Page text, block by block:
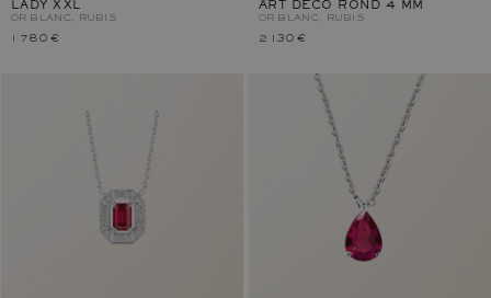
LADY XXL
OR BLANC, RUBIS
1 780 €
ART DÉCO ROND 4 MM
OR BLANC, RUBIS
2 130 €